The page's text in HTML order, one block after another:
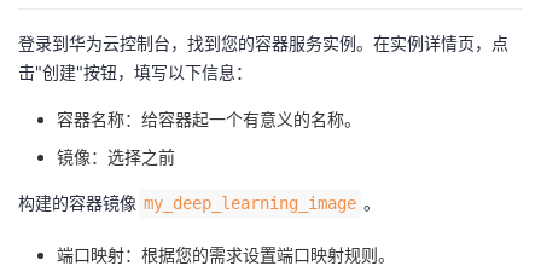
登录到华为云控制台，找到您的容器服务实例。在实例详情页，点
击"创建"按钮，填写以下信息：
容器名称：给容器起一个有意义的名称。
镜像：选择之前
构建的容器镜像 my_deep_learning_image 。
端口映射：根据您的需求设置端口映射规则。